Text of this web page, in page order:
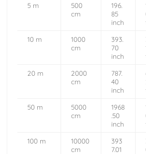
5 m
500
cm
196.
85
inch
10 m
1000
cm
393.
70
inch
20 m
2000
cm
787.
40
inch
50 m
5000
cm
1968
.50
inch
100 m
10000
cm
393
7.01